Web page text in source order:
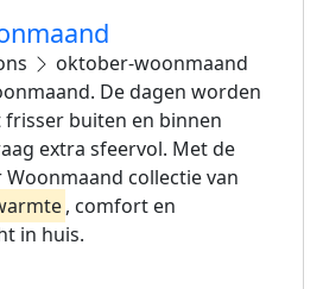
oktober-woonmaand
De dagen worden
buiten en binnen
extra sfeervol. Met de
collectie van
, comfort en
in huis.